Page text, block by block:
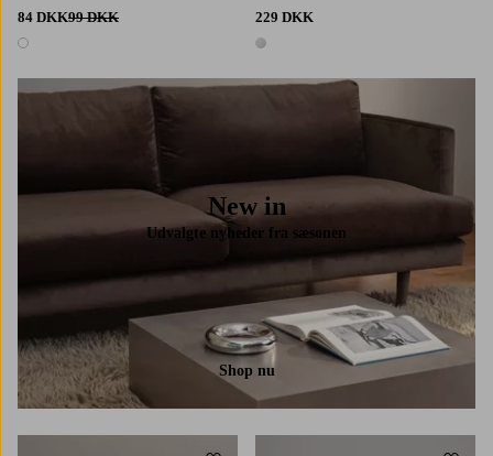
84 DKK99 DKK
1 farve
229 DKK
1 farve
New in
Udvalgte nyheder fra sæsonen
Shop nu